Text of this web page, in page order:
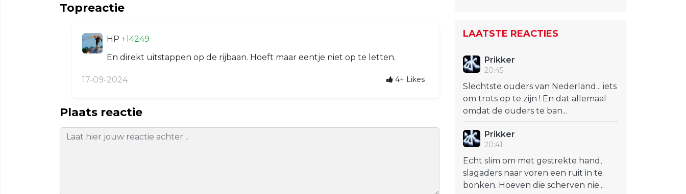
Topreactie
HP +14249
En direkt uitstappen op de rijbaan. Hoeft maar eentje niet op te letten.
17-09-2024 4+ Likes
Plaats reactie
LAATSTE REACTIES
Prikker
20:45
Slechtste ouders van Nederland... iets
om trots op te zijn ! En dat allemaal
omdat de ouders te ban...
Prikker
20:41
Echt slim om met gestrekte hand,
slagaders naar voren een ruit in te
bonken. Hoeven die scherven nie...